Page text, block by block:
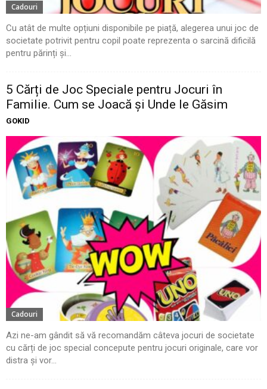
Cadouri
Cu atât de multe opțiuni disponibile pe piață, alegerea unui joc de
societate potrivit pentru copil poate reprezenta o sarcină dificilă
pentru părinți și...
5 Cărți de Joc Speciale pentru Jocuri în
Familie. Cum se Joacă și Unde le Găsim
GOKID
Cadouri
Azi ne-am gândit să vă recomandăm câteva jocuri de societate
cu cărți de joc special concepute pentru jocuri originale, care vor
distra și vor...